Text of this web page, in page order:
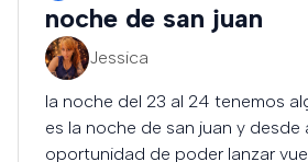
noche de san juan
Jessica
la noche del 23 al 24 tenemos
es la noche de san juan y desde
oportunidad de poder lanzar